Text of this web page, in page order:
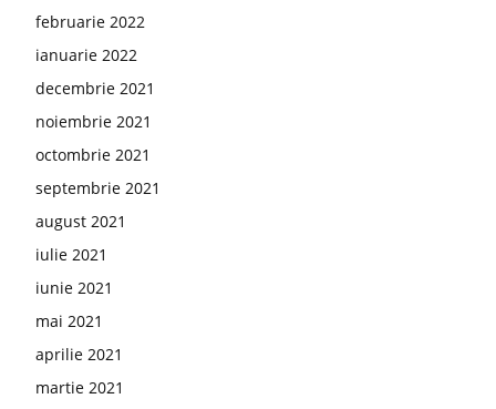
februarie 2022
ianuarie 2022
decembrie 2021
noiembrie 2021
octombrie 2021
septembrie 2021
august 2021
iulie 2021
iunie 2021
mai 2021
aprilie 2021
martie 2021